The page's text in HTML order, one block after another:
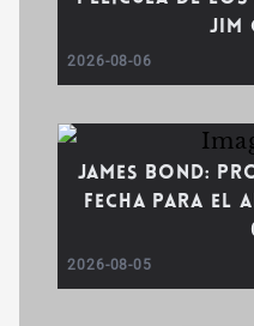
Jim
2026-08-06
James Bond:
fecha para el
2026-08-05